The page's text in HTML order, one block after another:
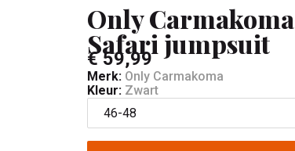
Only Carmakoma
Safari jumpsuit
€ 59,99
Merk: Only Carmakoma
Kleur: Zwart